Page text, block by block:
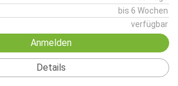
bis 6 Wochen
verfügbar
Anmelden
Details